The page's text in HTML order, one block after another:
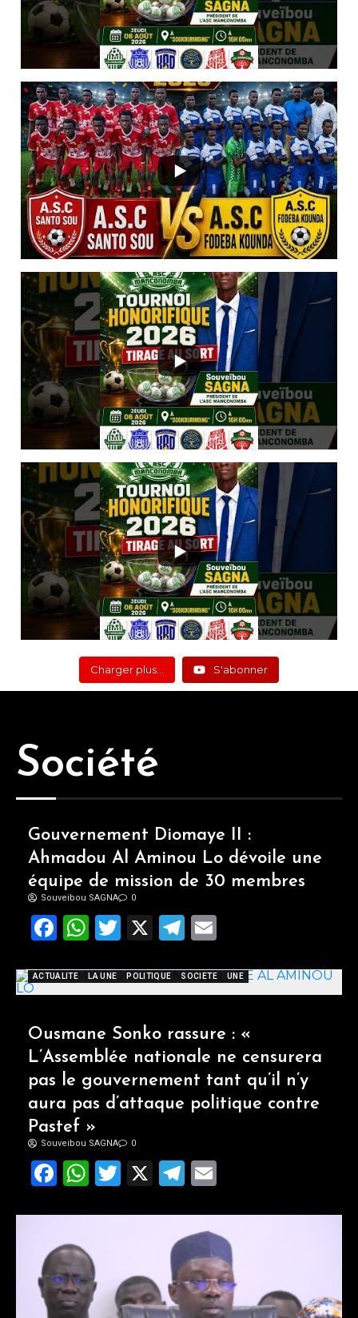
Charger plus… S'abonner
Société
ACTUALITE LA UNE POLITIQUE SOCIETE UNE
Gouvernement Diomaye II :
Ahmadou Al Aminou Lo dévoile une
équipe de mission de 30 membres
Souveibou SAGNA 0
Facebook
WhatsApp
Twitter
X Telegram
Ousmane Sonko rassure : «
L’Assemblée nationale ne censurera
pas le gouvernement tant qu’il n’y
aura pas d’attaque politique contre
Pastef »
Souveibou SAGNA 0
Facebook
WhatsApp
Twitter
X Telegram